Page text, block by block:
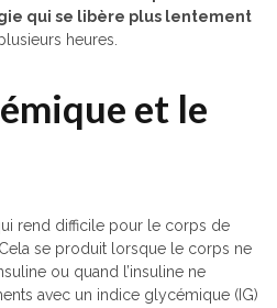
qui se libère plus lentement
heures.
et le
rend difficile pour le corps de
se produit lorsque le corps ne
ou quand l’insuline ne
avec un indice glycémique (IG)